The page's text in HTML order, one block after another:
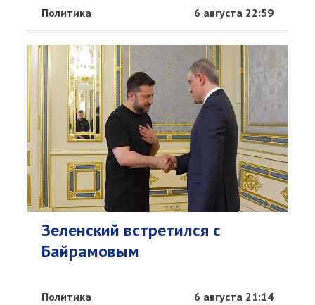
Политика 6 августа 22:59
Зеленский встретился с
Байрамовым
Политика 6 августа 21:14